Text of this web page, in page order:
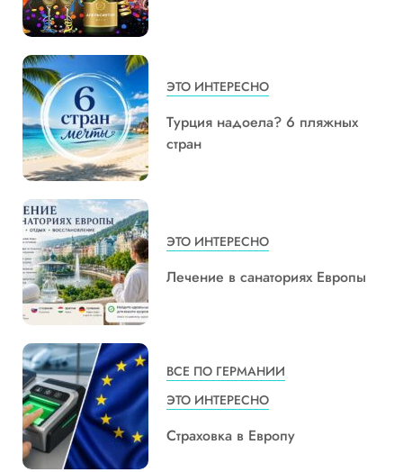
ЭТО ИНТЕРЕСНО
Турция надоела? 6 пляжных
стран
ЭТО ИНТЕРЕСНО
Лечение в санаториях Европы
ВСЕ ПО ГЕРМАНИИ
ЭТО ИНТЕРЕСНО
Страховка в Европу